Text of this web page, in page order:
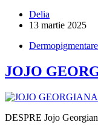
Delia
13 martie 2025
Dermopigmentare
JOJO
DESPRE Jojo